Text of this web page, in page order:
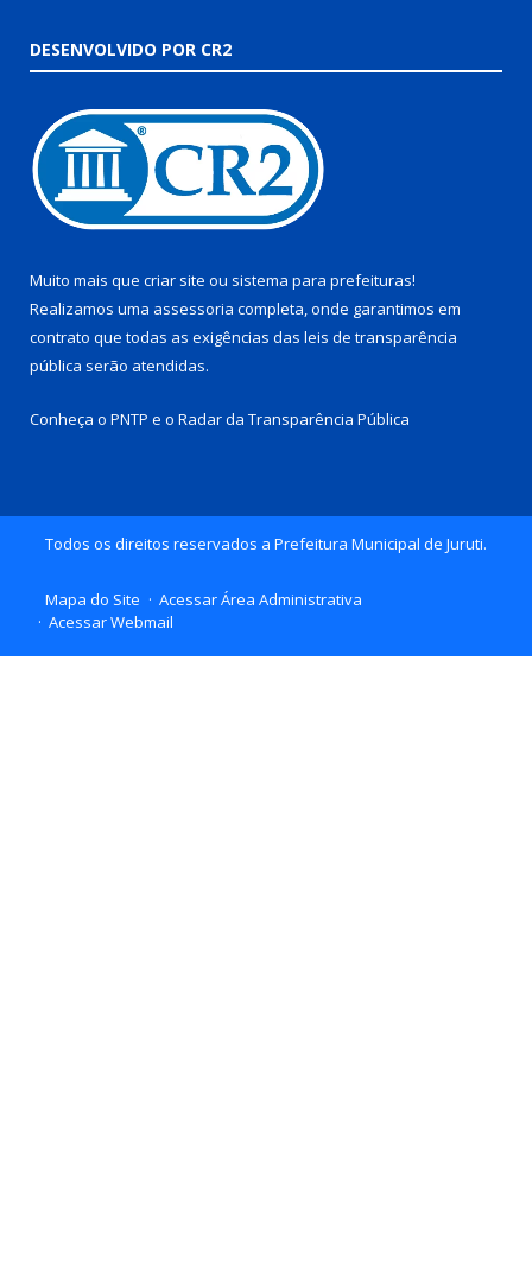
DESENVOLVIDO POR CR2
Muito mais que criar site ou sistema para prefeituras!
Realizamos uma assessoria completa, onde garantimos em
contrato que todas as exigências das leis de transparência
pública serão atendidas.
Conheça o PNTP e o Radar da Transparência Pública
Todos os direitos reservados a Prefeitura Municipal de Juruti.
Mapa do Site
Acessar Área Administrativa
Acessar Webmail